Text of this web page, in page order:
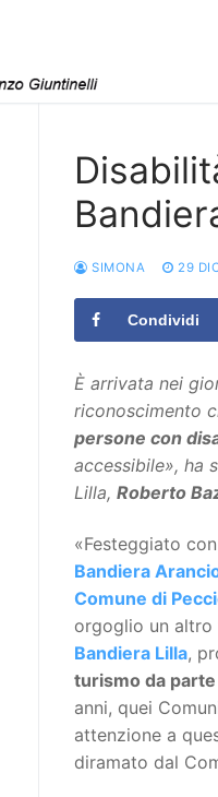
SIMONA 29
Condividi
È arrivata nei
riconoscimento
persone con
accessibile», ha
Lilla, Roberto
«Festeggiato
Bandiera
Comune di
orgoglio un altro
Bandiera Lilla,
turismo da
anni, quei
attenzione a
diramato dal